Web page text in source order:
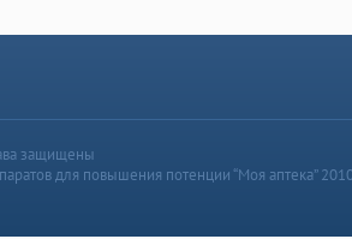
защищены
для повышения потенции “Моя аптека”